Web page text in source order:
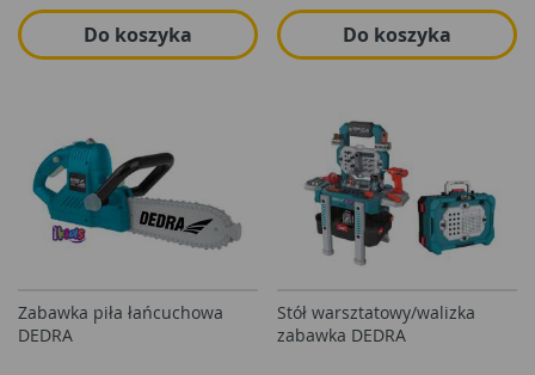
Do koszyka Do koszyka
Zabawka piła łańcuchowa
DEDRA
Stół warsztatowy/walizka
zabawka DEDRA